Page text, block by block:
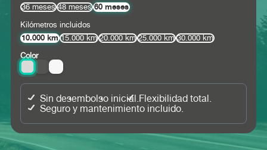
36 meses
48 meses 60 meses
Kilómetros incluidos
10.000 km 15.000 km 20.000 km 25.000 km
30.000 km
Color
Sin desembolso inicial.Flexibilidad total.
Seguro y mantenimiento incluido.